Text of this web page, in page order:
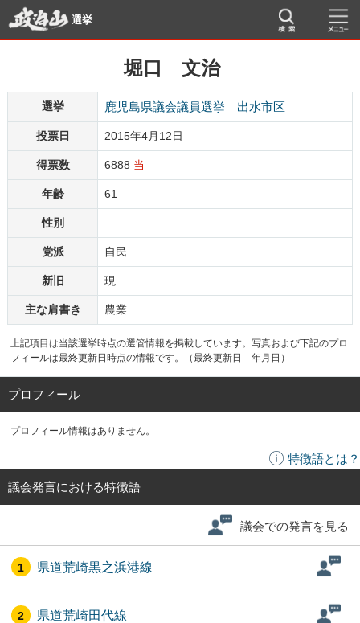
選挙
堀口 文治
選挙 鹿児島県議会議員選挙 出水市区
投票日 2015年4月12日
得票数 6888 当
年齢 61
性別
党派 自民
新旧 現
主な肩書き 農業
上記項目は当該選挙時点の選管情報を掲載しています。写真および下記のプロ
フィールは最終更新日時点の情報です。（最終更新日 年月日）
プロフィール
プロフィール情報はありません。
特徴語とは？
議会発言における特徴語
議会での発言を見る
1 県道荒崎黒之浜港線
2 県道荒崎田代線